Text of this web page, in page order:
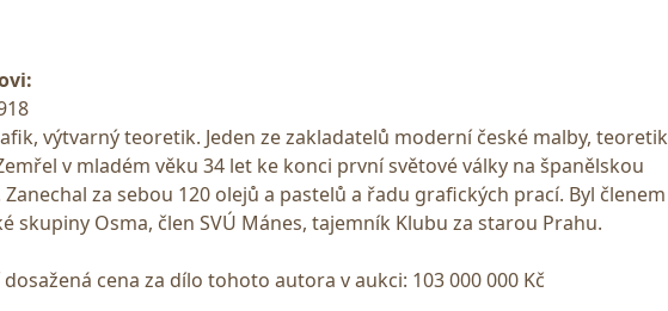
výtvarný teoretik. Jeden ze zakladatelů moderní české malby, teoretik
v mladém věku 34 let ke konci první světové války na španělskou
za sebou 120 olejů a pastelů a řadu grafických prací. Byl členem
skupiny Osma, člen SVÚ Mánes, tajemník Klubu za starou Prahu.
dosažená cena za dílo tohoto autora v aukci: 103 000 000 Kč